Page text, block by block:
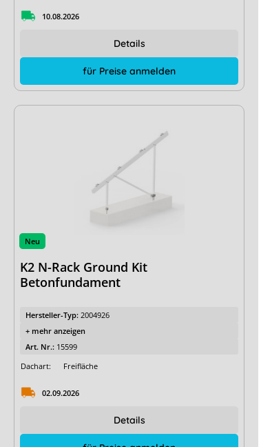
10.08.2026
für Preise anmelden
Details
Neu
K2 N-Rack Ground Kit
Betonfundament
Hersteller-Typ: 2004926
+ mehr anzeigen
Art. Nr.: 15599
Dachart:
Freifläche
02.09.2026
Details